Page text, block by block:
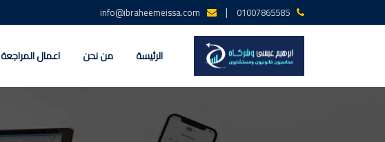
to
01007865585
|
info@ibraheemeissa.com
الرئيسة من نحن اعمال المراجعة